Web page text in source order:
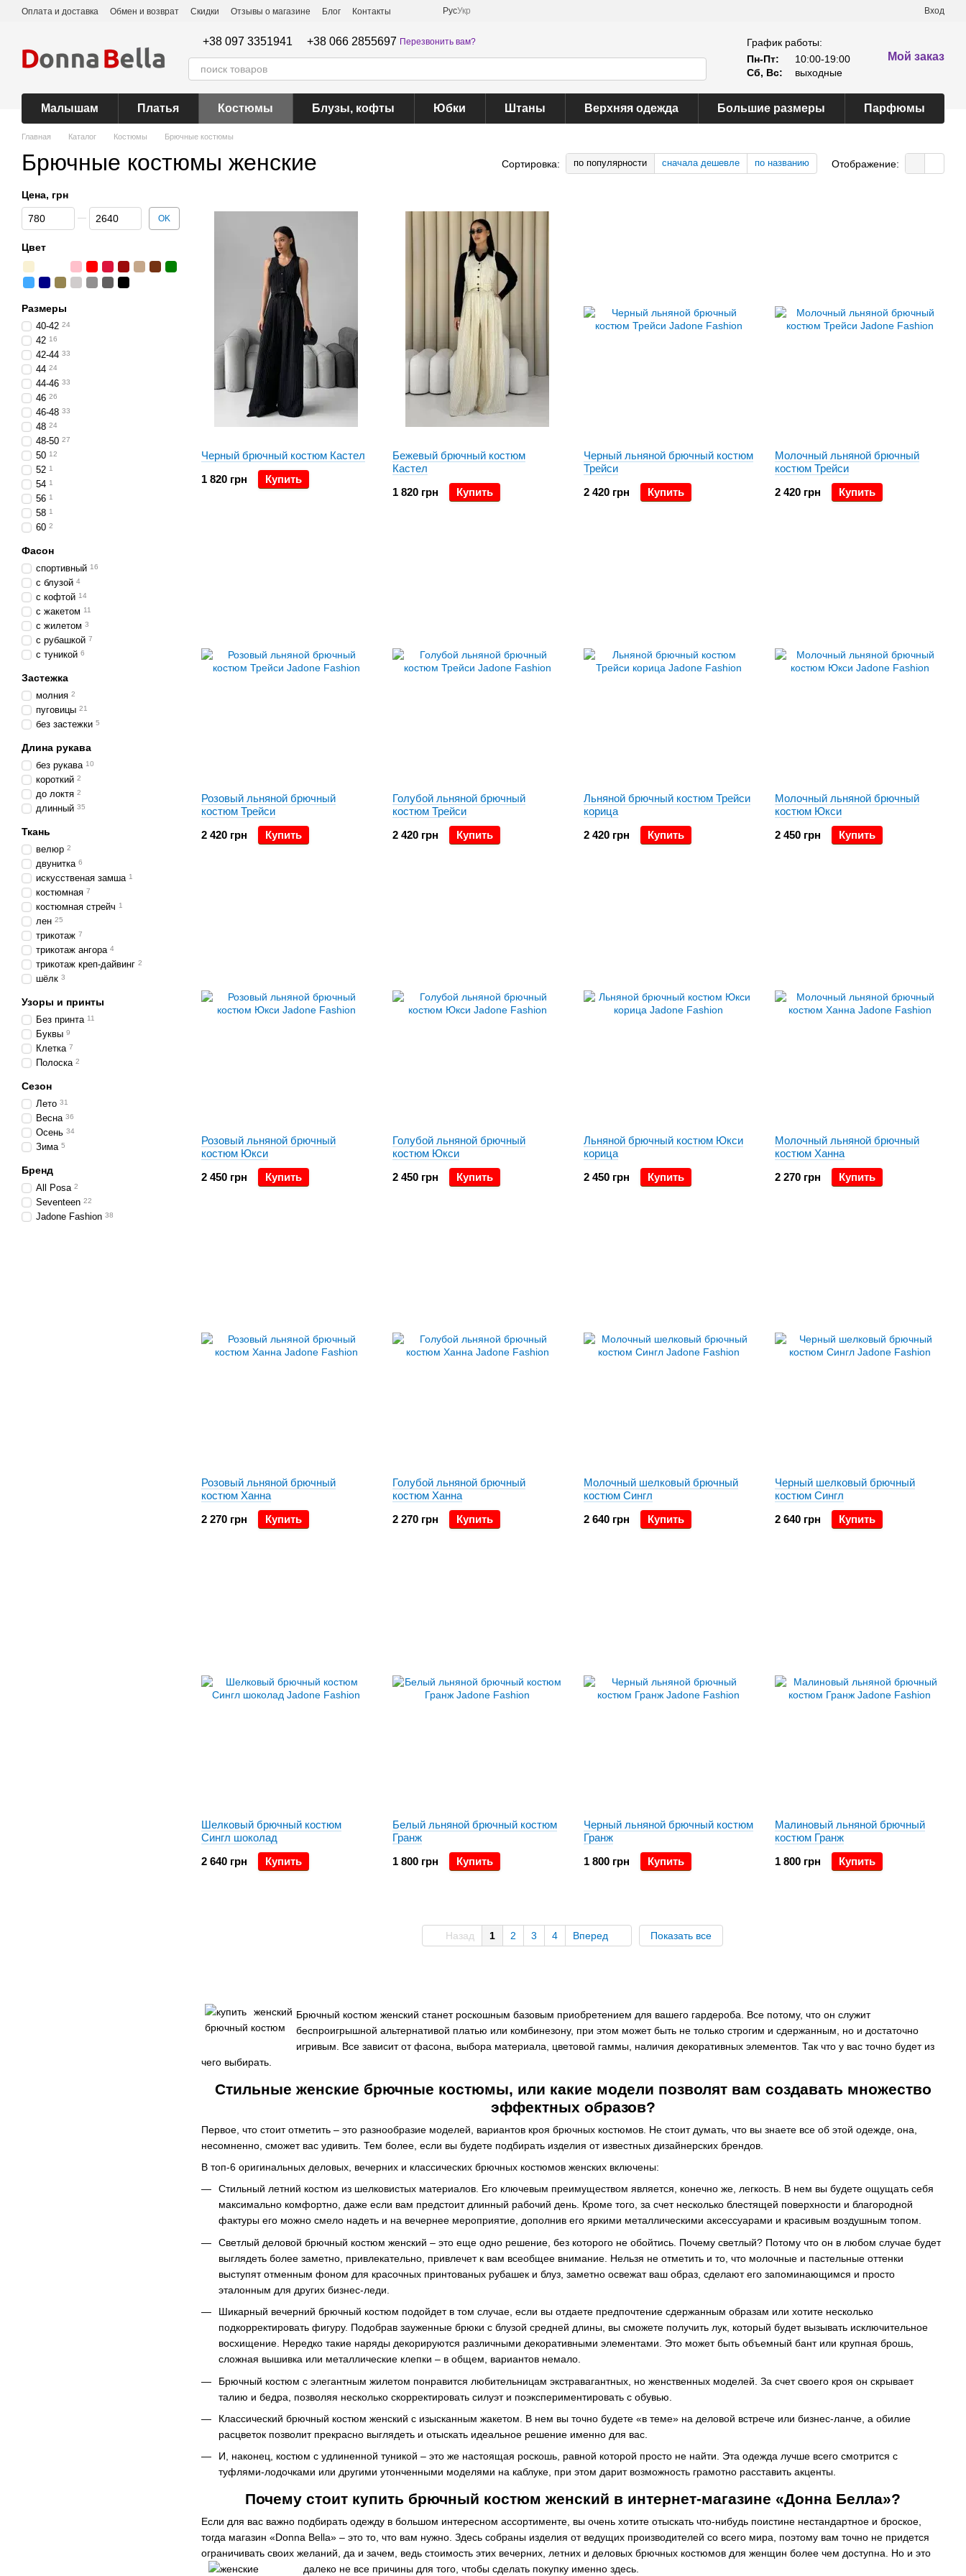
Перейти к основному контенту
Оплата и доставка Обмен и возврат Скидки Отзывы о магазине Блог Контакты РусУкр Вход
+38 097 3351941 +38 066 2855697 Перезвонить вам?
График работы:
Пн-Пт:
10:00-19:00
Сб, Вс:
выходные
Мой заказ
Малышам Платья Костюмы Блузы, кофты Юбки Штаны Верхняя одежда Большие размеры Парфюмы
Главная Каталог Костюмы Брючные костюмы
Брючные костюмы женские Сортировка: по популярности сначала дешевле по названию Отображение:
Брючный костюм женский станет роскошным базовым приобретением для вашего гардероба. Все потому, что он служит
беспроигрышной альтернативой платью или комбинезону, при этом может быть не только строгим и сдержанным, но и достаточно
игривым. Все зависит от фасона, выбора материала, цветовой гаммы, наличия декоративных элементов. Так что у вас точно будет из
чего выбирать.
Стильные женские брючные костюмы, или какие модели позволят вам создавать множество
эффектных образов?
Первое, что стоит отметить – это разнообразие моделей, вариантов кроя брючных костюмов. Не стоит думать, что вы знаете все об этой одежде, она,
несомненно, сможет вас удивить. Тем более, если вы будете подбирать изделия от известных дизайнерских брендов.
В топ-6 оригинальных деловых, вечерних и классических брючных костюмов женских включены:
Стильный летний костюм из шелковистых материалов. Его ключевым преимуществом является, конечно же, легкость. В нем вы будете ощущать себя
максимально комфортно, даже если вам предстоит длинный рабочий день. Кроме того, за счет несколько блестящей поверхности и благородной
фактуры его можно смело надеть и на вечернее мероприятие, дополнив его яркими металлическими аксессуарами и красивым воздушным топом.
Светлый деловой брючный костюм женский – это еще одно решение, без которого не обойтись. Почему светлый? Потому что он в любом случае будет
выглядеть более заметно, привлекательно, привлечет к вам всеобщее внимание. Нельзя не отметить и то, что молочные и пастельные оттенки
выступят отменным фоном для красочных принтованых рубашек и блуз, заметно освежат ваш образ, сделают его запоминающимся и просто
эталонным для других бизнес-леди.
Шикарный вечерний брючный костюм подойдет в том случае, если вы отдаете предпочтение сдержанным образам или хотите несколько
подкорректировать фигуру. Подобрав зауженные брюки с блузой средней длины, вы сможете получить лук, который будет вызывать исключительное
восхищение. Нередко такие наряды декорируются различными декоративными элементами. Это может быть объемный бант или крупная брошь,
сложная вышивка или металлические клепки – в общем, вариантов немало.
Брючный костюм с элегантным жилетом понравится любительницам экстравагантных, но женственных моделей. За счет своего кроя он скрывает
талию и бедра, позволяя несколько скорректировать силуэт и поэкспериментировать с обувью.
Классический брючный костюм женский с изысканным жакетом. В нем вы точно будете «в теме» на деловой встрече или бизнес-ланче, а обилие
расцветок позволит прекрасно выглядеть и отыскать идеальное решение именно для вас.
И, наконец, костюм с удлиненной туникой – это же настоящая роскошь, равной которой просто не найти. Эта одежда лучше всего смотрится с
туфлями-лодочками или другими утонченными моделями на каблуке, при этом дарит возможность грамотно расставить акценты.
Почему стоит купить брючный костюм женский в интернет-магазине «Донна Белла»?
Если для вас важно подбирать одежду в большом интересном ассортименте, вы очень хотите отыскать что-нибудь поистине нестандартное и броское,
тогда магазин «Donna Bella» – это то, что вам нужно. Здесь собраны изделия от ведущих производителей со всего мира, поэтому вам точно не придется
ограничивать своих желаний, да и зачем, ведь стоимость этих вечерних, летних и деловых брючных костюмов для женщин более чем доступна. Но и это
далеко не все причины для того, чтобы сделать покупку именно здесь.
Черный брючный костюм Кастел
1 820 грн
Купить
Бежевый брючный костюм
Кастел
1 820 грн
Купить
Черный льняной брючный костюм
Трейси
2 420 грн
Купить
Молочный льняной брючный
костюм Трейси
2 420 грн
Купить
Розовый льняной брючный
костюм Трейси
2 420 грн
Купить
Голубой льняной брючный
костюм Трейси
2 420 грн
Купить
Льняной брючный костюм Трейси
корица
2 420 грн
Купить
Молочный льняной брючный
костюм Юкси
2 450 грн
Купить
Розовый льняной брючный
костюм Юкси
2 450 грн
Купить
Голубой льняной брючный
костюм Юкси
2 450 грн
Купить
Льняной брючный костюм Юкси
корица
2 450 грн
Купить
Молочный льняной брючный
костюм Ханна
2 270 грн
Купить
Розовый льняной брючный
костюм Ханна
2 270 грн
Купить
Голубой льняной брючный
костюм Ханна
2 270 грн
Купить
Молочный шелковый брючный
костюм Сингл
2 640 грн
Купить
Черный шелковый брючный
костюм Сингл
2 640 грн
Купить
Шелковый брючный костюм
Сингл шоколад
2 640 грн
Купить
Белый льняной брючный костюм
Гранж
1 800 грн
Купить
Черный льняной брючный костюм
Гранж
1 800 грн
Купить
Малиновый льняной брючный
костюм Гранж
1 800 грн
Купить
Назад 1 2 3 4 Вперед Показать все
Цена, грн
От Цена, грн
До Цена, грн OK
Цвет
Размеры
40-42 24
42 16
42-44 33
44 24
44-46 33
46 26
46-48 33
48 24
48-50 27
50 12
52 1
54 1
56 1
58 1
60 2
Фасон
спортивный 16
с блузой 4
с кофтой 14
с жакетом 11
с жилетом 3
с рубашкой 7
с туникой 6
Застежка
молния 2
пуговицы 21
без застежки 5
Длина рукава
без рукава 10
короткий 2
до локтя 2
длинный 35
Ткань
велюр 2
двунитка 6
искусственая замша 1
костюмная 7
костюмная стрейч 1
лен 25
трикотаж 7
трикотаж ангора 4
трикотаж креп-дайвинг 2
шёлк 3
Узоры и принты
Без принта 11
Буквы 9
Клетка 7
Полоска 2
Сезон
Лето 31
Весна 36
Осень 34
Зима 5
Бренд
All Posa 2
Seventeen 22
Jadone Fashion 38